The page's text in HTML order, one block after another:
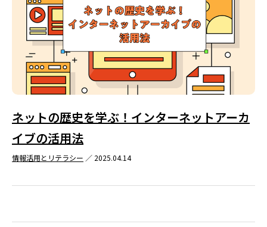
ネットの歴史を学ぶ！インターネットアーカ
イブの活用法
情報活用とリテラシー ／ 2025.04.14